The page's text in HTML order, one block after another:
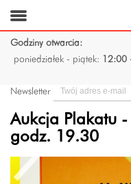
Godziny otwarcia:
poniedziałek - piątek:
Newsletter
Aukcja Plakatu
godz. 19.30